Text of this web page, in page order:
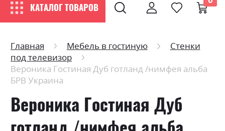
КАТАЛОГ ТОВАРОВ
Главная Мебель в гостиную
Стенки
под телевизор
Вероника Гостиная Дуб готланд /нимфея альба
БРВ Украина
Вероника Гостиная Дуб